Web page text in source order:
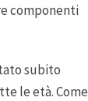
componenti
subito
le età. Come